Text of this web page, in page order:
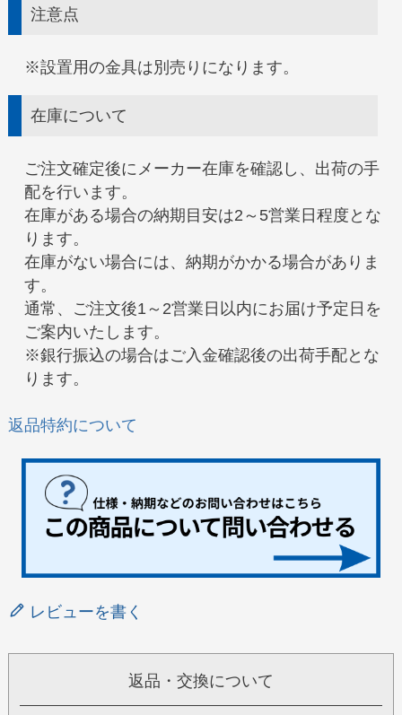
注意点
※設置用の金具は別売りになります。
在庫について
ご注文確定後にメーカー在庫を確認し、出荷の手
配を行います。
在庫がある場合の納期目安は2～5営業日程度とな
ります。
在庫がない場合には、納期がかかる場合がありま
す。
通常、ご注文後1～2営業日以内にお届け予定日を
ご案内いたします。
※銀行振込の場合はご入金確認後の出荷手配とな
ります。
返品特約について
レビューを書く
返品・交換について